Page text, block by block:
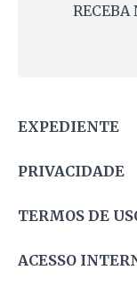
RECEBA
EXPEDIENTE
PRIVACIDADE
TERMOS DE
ACESSO